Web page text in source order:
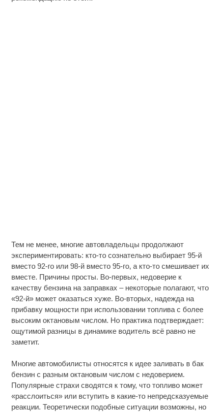
Тем не менее, многие автовладельцы продолжают
экспериментировать: кто-то сознательно выбирает 95-й
вместо 92-го или 98-й вместо 95-го, а кто-то смешивает их
вместе. Причины просты. Во-первых, недоверие к
качеству бензина на заправках – некоторые полагают, что
«92-й» может оказаться хуже. Во-вторых, надежда на
прибавку мощности при использовании топлива с более
высоким октановым числом. Но практика подтверждает:
ощутимой разницы в динамике водитель всё равно не
заметит.
Многие автомобилисты относятся к идее заливать в бак
бензин с разным октановым числом с недоверием.
Популярные страхи сводятся к тому, что топливо может
«расслоиться» или вступить в какие-то непредсказуемые
реакции. Теоретически подобные ситуации возможны, но